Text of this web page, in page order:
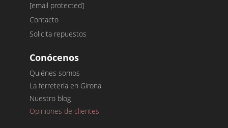
[email protected]
Contacto
Solicita repuestos
Conócenos
Quiénes somos
La ferretería en Girona
Nuestro blog
Opiniones de clientes